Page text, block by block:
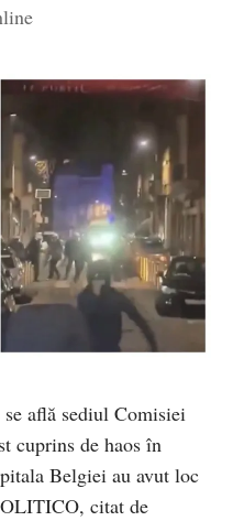
află sediul Comisiei
cuprins de haos în
Belgiei au avut loc
citat de